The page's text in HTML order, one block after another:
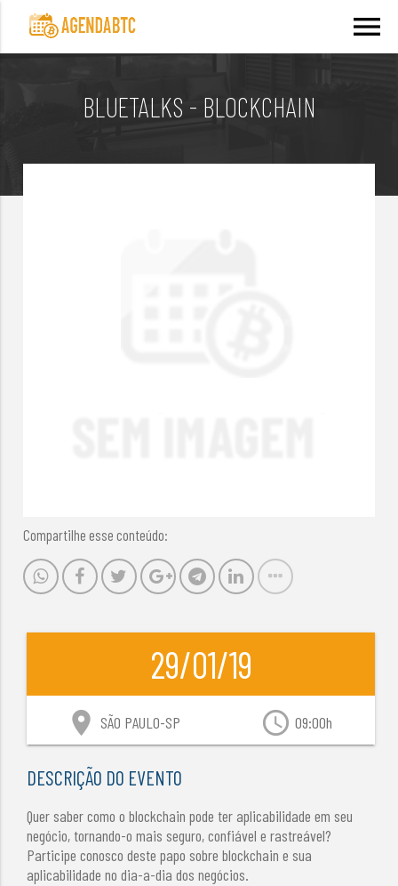
menu
BLUETALKS - BLOCKCHAIN
Compartilhe esse conteúdo:
29/01/19
access_time 09:00h
location_on SÃO PAULO-SP
DESCRIÇÃO DO EVENTO
Quer saber como o blockchain pode ter aplicabilidade em seu
negócio, tornando-o mais seguro, confiável e rastreável?
Participe conosco deste papo sobre blockchain e sua
aplicabilidade no dia-a-dia dos negócios.